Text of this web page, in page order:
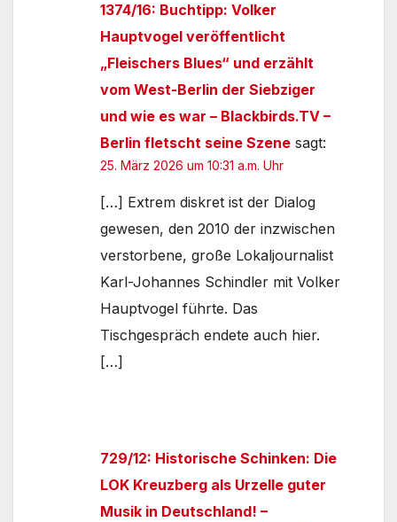
1374/16: Buchtipp: Volker
Hauptvogel veröffentlicht
„Fleischers Blues“ und erzählt
vom West-Berlin der Siebziger
und wie es war – Blackbirds.TV –
Berlin fletscht seine Szene sagt:
25. März 2026 um 10:31 a.m. Uhr
[…] Extrem diskret ist der Dialog
gewesen, den 2010 der inzwischen
verstorbene, große Lokaljournalist
Karl-Johannes Schindler mit Volker
Hauptvogel führte. Das
Tischgespräch endete auch hier.
[…]
729/12: Historische Schinken: Die
LOK Kreuzberg als Urzelle guter
Musik in Deutschland! –